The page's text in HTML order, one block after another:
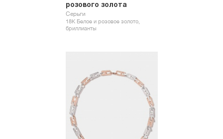
розового золота
Серьги
18К Белое и розовое золото,
бриллианты